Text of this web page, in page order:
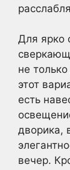
Для ярко
не
этот
есть
дворика,
вечер.